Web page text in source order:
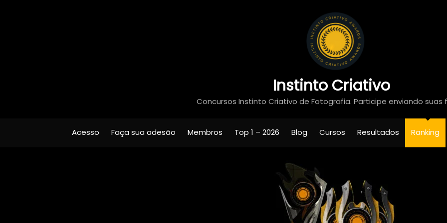
Instinto Criativo
Concursos Instinto Criativo de Fotografia. Participe enviando suas
Acesso Faça sua adesão Membros Top 1 – 2026 Blog Cursos Resultados Ranking